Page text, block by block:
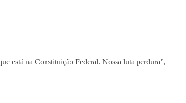
está na Constituição Federal. Nossa luta perdura”,